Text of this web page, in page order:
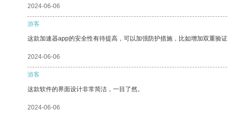
2024-06-06
游客
这款加速器app的安全性有待提高，可以加强防护措施，比如增加双重验
2024-06-06
游客
这款软件的界面设计非常简洁，一目了然。
2024-06-06